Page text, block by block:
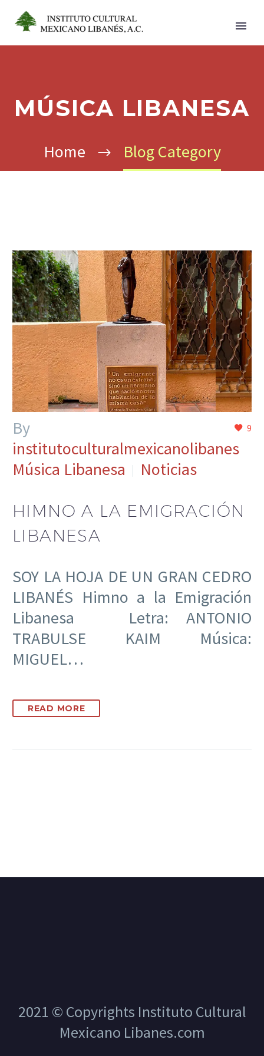
MÚSICA LIBANESA
Home Blog Category
9
By
institutoculturalmexicanolibanes
Música Libanesa
Noticias
HIMNO A LA EMIGRACIÓN
LIBANESA
SOY LA HOJA DE UN GRAN CEDRO
LIBANÉS Himno a la Emigración
Libanesa Letra: ANTONIO
TRABULSE KAIM Música:
MIGUEL…
READ MORE
2021 © Copyrights Instituto Cultural
Mexicano Libanes.com